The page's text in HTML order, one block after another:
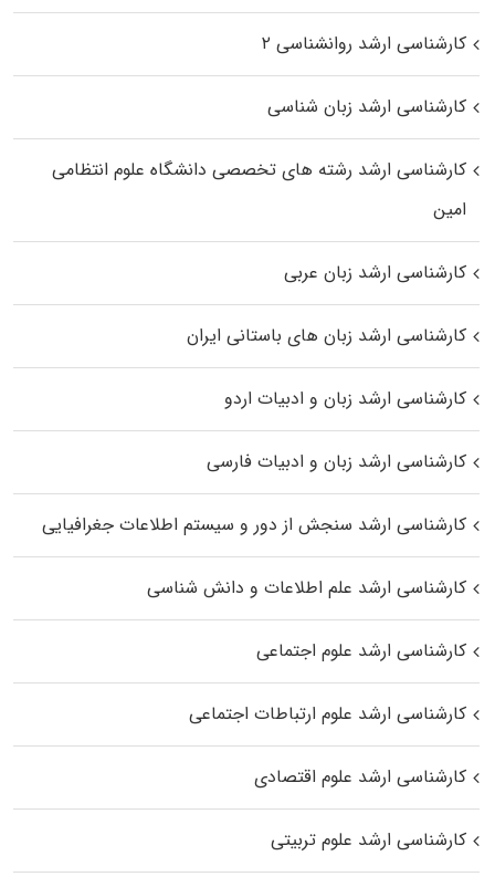
کارشناسی ارشد روانشناسی ۲
کارشناسی ارشد زبان شناسی
کارشناسی ارشد رﺷﺘﻪ ﻫﺎی تخصصی داﻧﺸﮕﺎه ﻋﻠﻮم انتظامی
اﻣﻴﻦ
کارشناسی ارشد زبان عربی
کارشناسی ارشد زبان‌ های باستانی ایران
کارشناسی ارشد زبان و ادبیات اردو
کارشناسی ارشد زبان و ادبیات فارسی
کارشناسی ارشد سنجش از دور و سیستم اطلاعات جغرافیایی
کارشناسی ارشد علم اطلاعات و دانش شناسی
کارشناسی ارشد علوم اجتماعی
کارشناسی ارشد علوم ارتباطات اجتماعی
کارشناسی ارشد علوم اقتصادی
کارشناسی ارشد علوم تربیتی